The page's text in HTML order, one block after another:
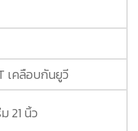
เคลือบกันยูวี
21 นิ้ว